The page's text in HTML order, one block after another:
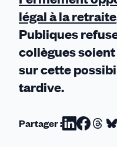
légal à la retraite
Publiques
collègues
sur cette
tardive.
Partager :Partager